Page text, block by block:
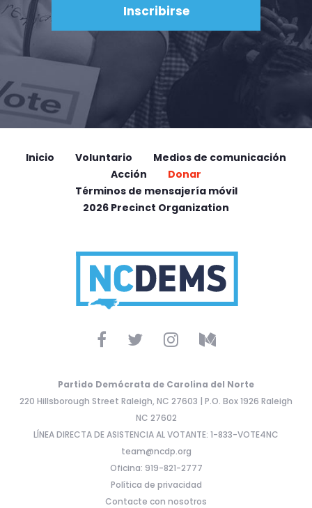
Inicio Voluntario
Medios de comunicación
Acción
Donar
Términos de mensajería móvil
2026 Precinct Organization
Partido Demócrata de Carolina del Norte
220 Hillsborough Street Raleigh, NC 27603 | P.O. Box 1926 Raleigh
NC 27602
LÍNEA DIRECTA DE ASISTENCIA AL VOTANTE: 1-833-VOTE4NC
team@ncdp.org
Oficina: 919-821-2777
Política de privacidad
Contacte con nosotros